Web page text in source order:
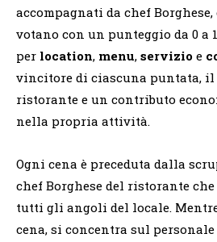
accompagnati da chef
votano con un punteggio da 0 a
per location, menu, servizio e
vincitore di ciascuna puntata,
ristorante e un contributo
nella propria attività.
Ogni cena è preceduta dalla
chef Borghese del ristorante
tutti gli angoli del locale.
cena, si concentra sul